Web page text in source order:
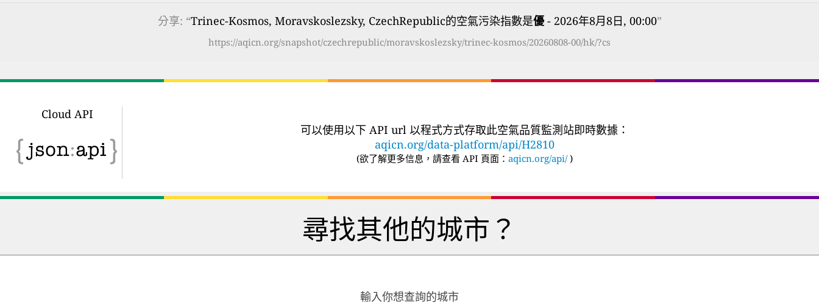
分享: “Trinec-Kosmos, Moravskoslezsky, CzechRepublic的空氣污染指數是優- 2026年8月8日, 00:00”
https://aqicn.org/snapshot/czechrepublic/moravskoslezsky/trinec-kosmos/20260808-00/hk/?cs
Cloud API
可以使用以下 API url 以程式方式存取此空氣品質監測站即時數據：
aqicn.org/data-platform/api/H2810
(欲了解更多信息，請查看 API 頁面： aqicn.org/api/ )
尋找其他的城市？
輸入你想查詢的城市